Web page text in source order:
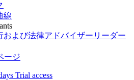
線
および法律アドバイザーリーダー
ージ
Trial access